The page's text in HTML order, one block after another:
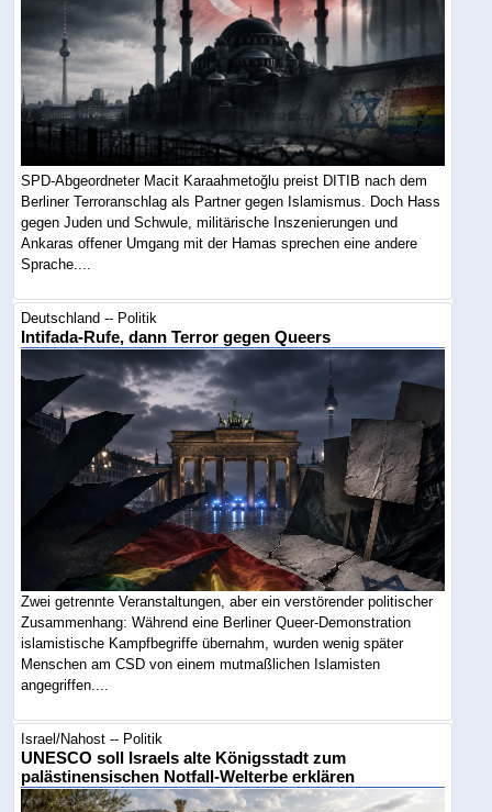
SPD-Abgeordneter Macit Karaahmetoğlu preist DITIB nach dem
Berliner Terroranschlag als Partner gegen Islamismus. Doch Hass
gegen Juden und Schwule, militärische Inszenierungen und
Ankaras offener Umgang mit der Hamas sprechen eine andere
Sprache....
Deutschland -- Politik
Intifada-Rufe, dann Terror gegen Queers
Zwei getrennte Veranstaltungen, aber ein verstörender politischer
Zusammenhang: Während eine Berliner Queer-Demonstration
islamistische Kampfbegriffe übernahm, wurden wenig später
Menschen am CSD von einem mutmaßlichen Islamisten
angegriffen....
Israel/Nahost -- Politik
UNESCO soll Israels alte Königsstadt zum
palästinensischen Notfall-Welterbe erklären